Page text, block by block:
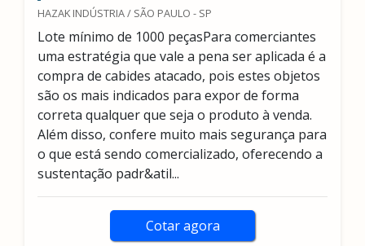
HAZAK INDÚSTRIA / SÃO PAULO - SP
Lote mínimo de 1000 peçasPara comerciantes
uma estratégia que vale a pena ser aplicada é a
compra de cabides atacado, pois estes objetos
são os mais indicados para expor de forma
correta qualquer que seja o produto à venda.
Além disso, confere muito mais segurança para
o que está sendo comercializado, oferecendo a
sustentação padr&atil...
Cotar agora